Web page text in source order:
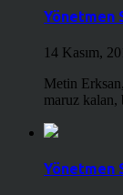
Yönetmen
14 Kasım,
Metin
maruz kalan,
Yönetmen